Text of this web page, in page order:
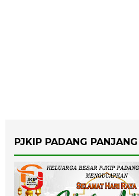
PJKIP PADANG PANJANG